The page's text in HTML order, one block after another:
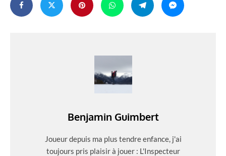
Benjamin Guimbert
Joueur depuis ma plus tendre enfance, j'ai
toujours pris plaisir à jouer : L'Inspecteur